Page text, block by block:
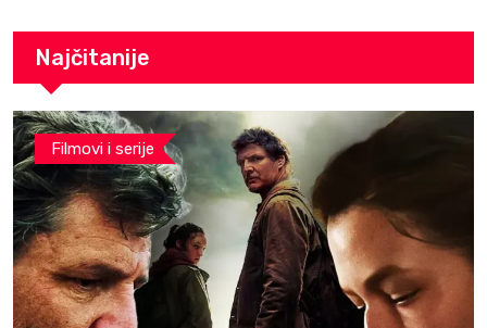
Najčitanije
Filmovi i serije